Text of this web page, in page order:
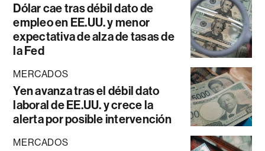
Dólar cae tras débil dato de
empleo en EE.UU. y menor
expectativa de alza de tasas de
la Fed
MERCADOS
Yen avanza tras el débil dato
laboral de EE.UU. y crece la
alerta por posible intervención
MERCADOS